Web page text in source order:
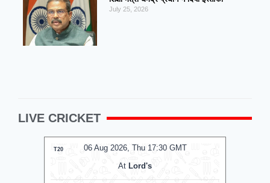
July 25, 2026
LIVE CRICKET
06 Aug 2026, Thu 17:30 GMT
T20
At Lord's